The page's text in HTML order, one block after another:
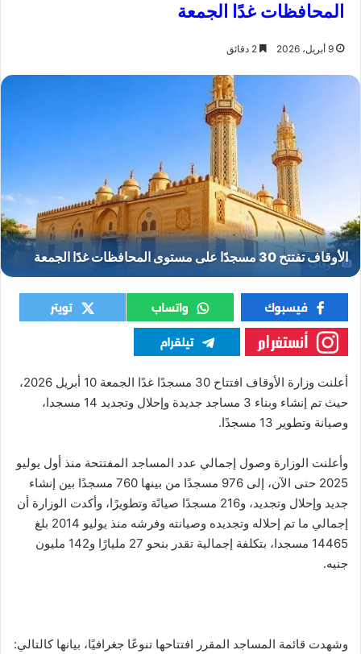
المحافظات غدًا الجمعة
9 أبريل، 2026
الأوقاف
أعلنت وزارة الأوقاف افتتاح 30 مسجدًا غدًا الجمعة 10 أبريل 2026،
حيث تم إنشاء وبناء 3 مساجد جديدة وإحلال وتجديد 14 مسجدا،
وصيانة وتطوير 13 مسجدًا.
وأعلنت الوزارة وصول إجمالي عدد المساجد المفتتحة منذ أول يوليو
2025 حتى الآن، إلى 976 مسجدًا من بينها 760 مسجدًا بين إنشاء
جديد وإحلال وتجديد، و216 مسجدًا صيانًة وتطويرًا، وأكدت الوزارة أن
إجمالي ما تم إحلاله وتجديده وصيانته وفرشه منذ يوليو 2014 بلغ
14465 مسجدا، بتكلفة إجمالية تقدر بنحو 27 مليارًا و142 مليون
جنيه.
وشهدت قائمة المساجد المقرر افتتاحها تنوعًا جغرافيًا، بيانها كالتالي: